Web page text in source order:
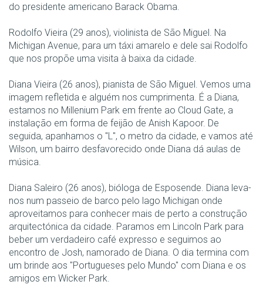
do presidente americano Barack Obama.
Rodolfo Vieira (29 anos), violinista de São Miguel. Na
Michigan Avenue, para um táxi amarelo e dele sai Rodolfo
que nos propõe uma visita à baixa da cidade.
Diana Vieira (26 anos), pianista de São Miguel. Vemos uma
imagem refletida e alguém nos cumprimenta. É a Diana,
estamos no Millenium Park em frente ao Cloud Gate, a
instalação em forma de feijão de Anish Kapoor. De
seguida, apanhamos o "L", o metro da cidade, e vamos até
Wilson, um bairro desfavorecido onde Diana dá aulas de
música.
Diana Saleiro (26 anos), bióloga de Esposende. Diana leva-
nos num passeio de barco pelo lago Michigan onde
aproveitamos para conhecer mais de perto a construção
arquitectónica da cidade. Paramos em Lincoln Park para
beber um verdadeiro café expresso e seguimos ao
encontro de Josh, namorado de Diana. O dia termina com
um brinde aos "Portugueses pelo Mundo" com Diana e os
amigos em Wicker Park.